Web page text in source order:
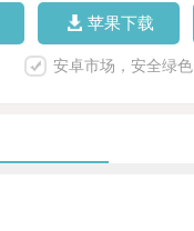
苹果下载
安卓市场，安全绿色